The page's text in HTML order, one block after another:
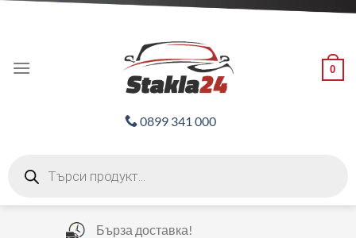
0
0899 341 000
search
Бърза доставка!